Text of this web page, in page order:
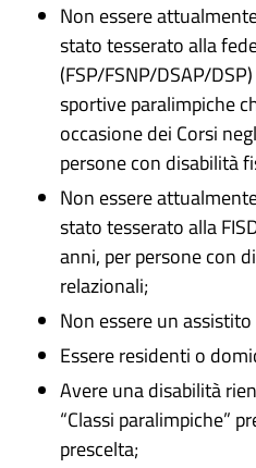
Non essere
stato tesserato alla
(FSP/FSNP/DSAP/
sportive paralimpiche
occasione dei Corsi
persone con disabilità
Non essere
stato tesserato alla
anni, per persone con
relazionali;
Non essere un assistito
Essere residenti o
Avere una disabilità
“Classi paralimpiche”
prescelta;